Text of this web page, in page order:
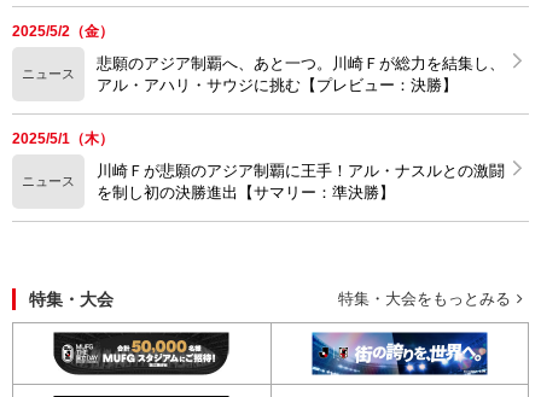
2025/5/2（金）
ニュース
悲願のアジア制覇へ、あと一つ。川崎Ｆが総力を結集し、
アル・アハリ・サウジに挑む【プレビュー：決勝】
2025/5/1（木）
ニュース
川崎Ｆが悲願のアジア制覇に王手！アル・ナスルとの激闘
を制し初の決勝進出【サマリー：準決勝】
特集・大会 特集・大会をもっとみる